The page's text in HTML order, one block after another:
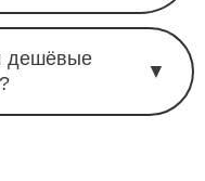
дешёвые
▼